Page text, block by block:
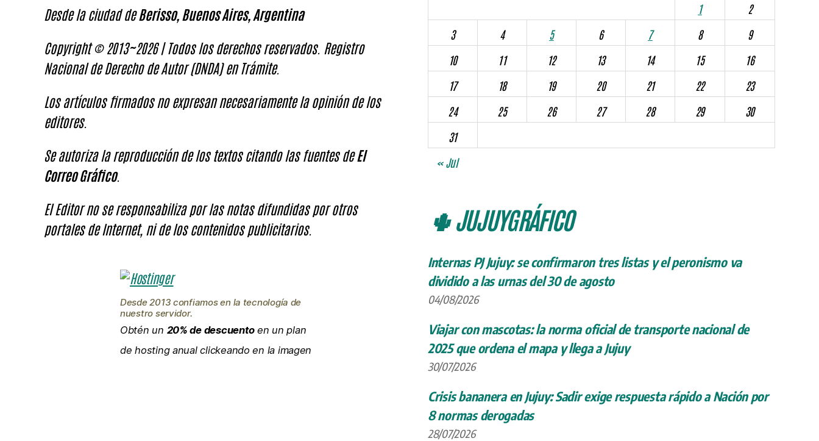
Desde la ciudad deBerisso, Buenos Aires, Argentina
Copyright © 2013~2026 | Todos los derechos reservados. Registro
Nacional de Derecho de Autor (DNDA) en Trámite.
Los artículos firmados no expresan necesariamente la opinión de los
editores.
Se autoriza la reproducción de los textos citando las fuentes deEl
Correo Gráfico.
El Editor no se responsabiliza por las notas difundidas por otros
portales de Internet, ni de los contenidos publicitarios.
Desde 2013 confiamos en la tecnología de
nuestro servidor.
Obtén un 20% de descuentoen un plan
de hosting anual clickeando en la imagen
1
2
3
4 5 6 7 8
9
10
11 12 13 14 15
16
17
18 19 20 21 22
23
24
25 26 27 28 29
30
31
« Jul
🌵 JUJUYGRÁFICO
Internas PJ Jujuy: se confirmaron tres listas y el peronismo va
dividido a las urnas del 30 de agosto
04/08/2026
Viajar con mascotas: la norma oficial de transporte nacional de
2025 que ordena el mapa y llega a Jujuy
30/07/2026
Crisis bananera en Jujuy: Sadir exige respuesta rápido a Nación por
8 normas derogadas
28/07/2026